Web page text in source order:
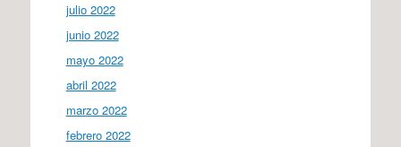
julio 2022
junio 2022
mayo 2022
abril 2022
marzo 2022
febrero 2022